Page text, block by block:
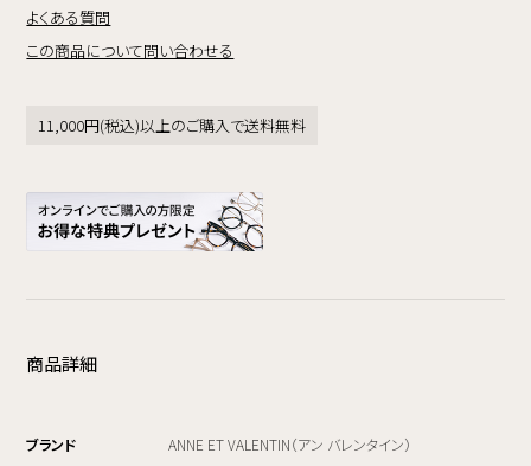
よくある質問
この商品について問い合わせる
11,000円(税込)以上のご購入で送料無料
商品詳細
ブランド
ANNE ET VALENTIN（アン バレンタイン）